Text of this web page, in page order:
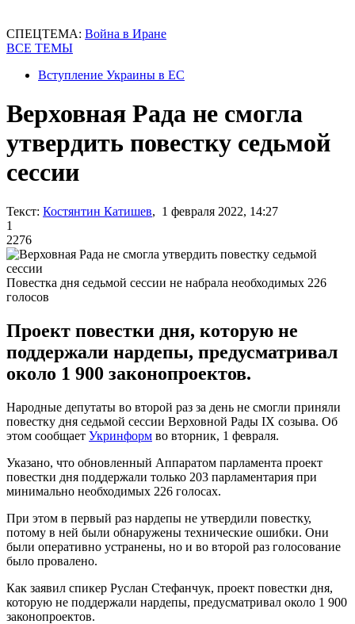
СПЕЦТЕМА: Война в Иране
ВСЕ ТЕМЫ
Вступление Украины в ЕС
Верховная Рада не смогла
утвердить повестку седьмой
сессии
Текст: Костянтин Катишев, 1 февраля 2022, 14:27
1
2276
Повестка дня седьмой сессии не набрала необходимых 226
голосов
Проект повестки дня, которую не
поддержали нардепы, предусматривал
около 1 900 законопроектов.
Народные депутаты во второй раз за день не смогли приняли
повестку дня седьмой сессии Верховной Рады IX созыва. Об
этом сообщает Укринформ во вторник, 1 февраля.
Указано, что обновленный Аппаратом парламента проект
повестки дня поддержали только 203 парламентария при
минимально необходимых 226 голосах.
При этом в первый раз нардепы не утвердили повестку,
потому в ней были обнаружены технические ошибки. Они
были оперативно устранены, но и во второй раз голосование
было провалено.
Как заявил спикер Руслан Стефанчук, проект повестки дня,
которую не поддержали нардепы, предусматривал около 1 900
законопроектов.